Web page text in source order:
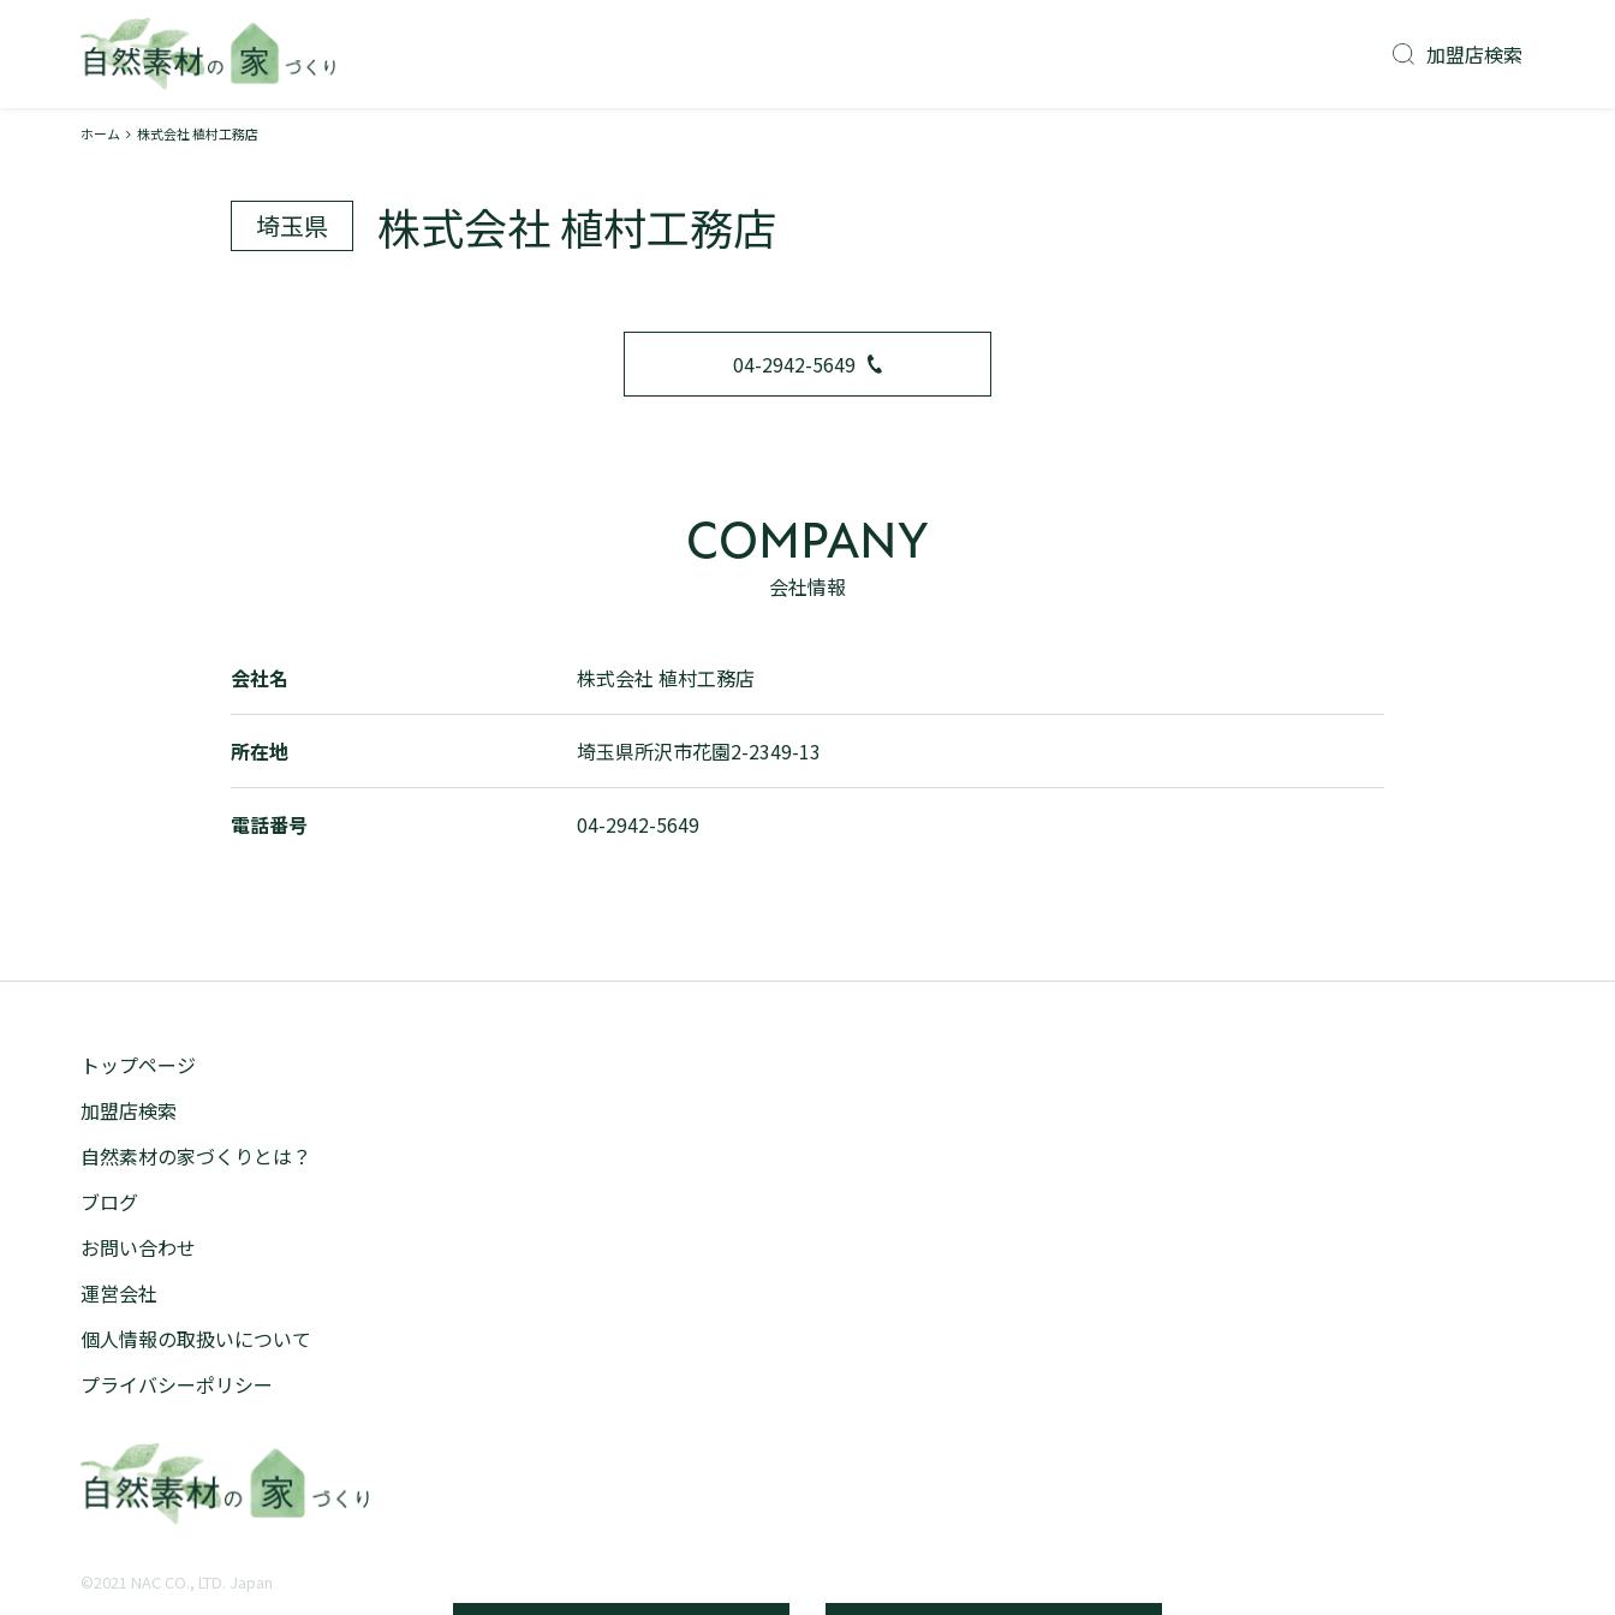
加盟店検索
ホーム 株式会社 植村工務店
埼玉県 株式会社 植村工務店
04-2942-5649
COMPANY
会社情報
会社名 株式会社 植村工務店
所在地 埼玉県所沢市花園2-2349-13
電話番号 04-2942-5649
トップページ
加盟店検索
自然素材の家づくりとは？
ブログ
お問い合わせ
運営会社
個人情報の取扱いについて
プライバシーポリシー
©︎2021 NAC CO., LTD. Japan